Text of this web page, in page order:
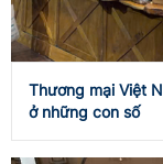
Thương mại Việt
ở những con số